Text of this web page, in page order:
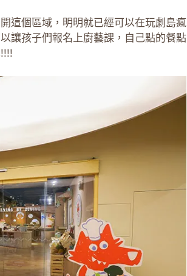
這個區域，明明就已經可以在玩劇島瘋
讓孩子們報名上廚藝課，自己點的餐點